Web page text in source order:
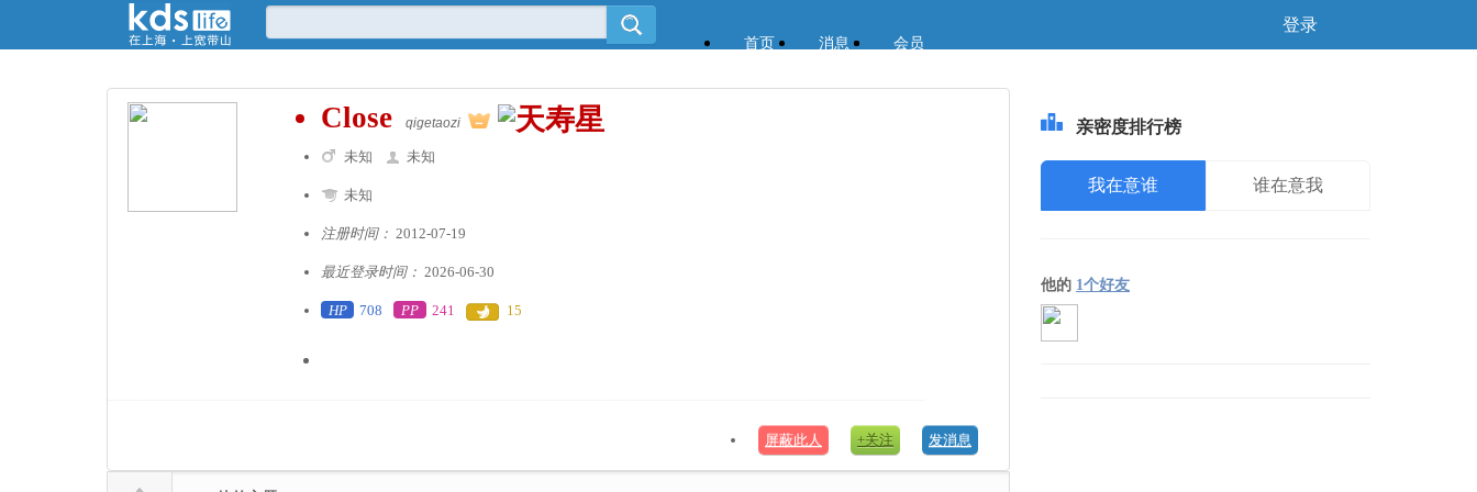
首页 消息 会员
登录
Close qigetaozi
未知 未知
未知
注册时间： 2012-07-19
最近登录时间： 2026-06-30
HP 708 PP 241 15
发消息
+关注
屏蔽此人
亲密度排行榜
我在意谁 谁在意我
他的 1个好友